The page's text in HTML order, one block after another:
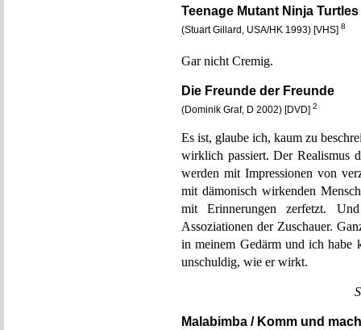
Teenage Mutant Ninja Turtles
(Stuart Gillard, USA/HK 1993) [VHS] 8
Gar nicht Cremig.
Die Freunde der Freunde
(Dominik Graf, D 2002) [DVD] 2
Es ist, glaube ich, kaum zu
wirklich passiert. Der Realismus
werden mit Impressionen von
mit dämonisch wirkenden
mit Erinnerungen zerfetzt.
Assoziationen der Zuschauer.
in meinem Gedärm und ich habe
unschuldig, wie er wirkt.
Malabimba / Komm und